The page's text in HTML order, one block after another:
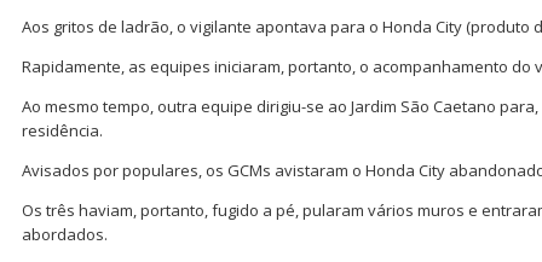
Aos gritos de ladrão, o vigilante apontava para o Honda City (produto
Rapidamente, as equipes iniciaram, portanto, o acompanhamento do
Ao mesmo tempo, outra equipe dirigiu-se ao Jardim São Caetano
residência.
Avisados por populares, os GCMs avistaram o Honda City
Os três haviam, portanto, fugido a pé, pularam vários muros e
abordados.